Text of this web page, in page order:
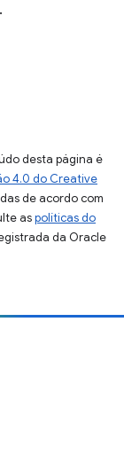
.
desta página é
4.0 do Creative
de acordo com
aspolíticas do
da Oracle